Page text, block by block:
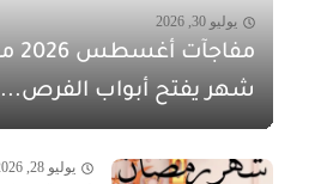
يوليو 30, 2026
شهر يفتح أبواب الفرص...
يوليو 28, 2026